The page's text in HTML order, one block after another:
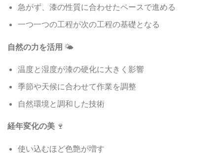
急がず、漆の性質に合わせたペースで進める
一つ一つの工程が次の工程の基礎となる
自然の力を活用 🌤️
温度と湿度が漆の硬化に大きく影響
季節や天候に合わせて作業を調整
自然環境と調和した技術
経年変化の美 🍷
使い込むほど色艶が増す